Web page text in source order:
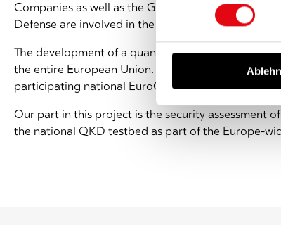
Companies as well as the Graz University of
Defense are involved in the project.
The development of a quantum-secure
the entire European Union. Therefore, QCI-CAT
participating national EuroQCI projects in order
Our part in this project is the security assessment
the national QKD testbed as part of the Europe-